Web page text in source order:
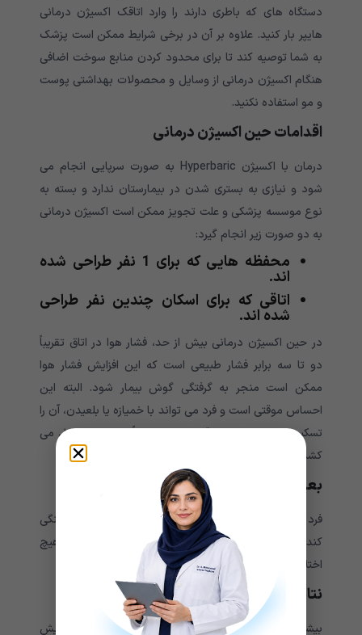
دستگاه های که باطری دارند را وارد اتاقک اکسیژن درمانی
هایپر بار کنید. علاوه بر آن در برخی شرایط ممکن است پزشک
به شما توصیه کند تا برای محدود کردن منابع سوخت اضافی
هنگام اکسیژن درمانی از وسایل و محصولات بهداشتی پوست
و مو استفاده نکنید.
اقدامات حین اکسیژن درمانی
درمان با اکسیژن Hyperbaric به صورت سرپایی انجام می
شود و نیازی به بستری شدن در بیمارستان ندارد و بسته به
نوع موسسه پزشکی و علت تجویز ممکن است اکسیژن درمانی
به دو صورت زیر انجام گیرد:
محفظه هایی که برای 1 نفر طراحی شده
اند.
اتاقی که برای اسکان چندین نفر طراحی
شده اند.
در حین اکسیژن درمانی بیش از حد، فشار هوا در اتاق تقریباً
دو تا سه برابر فشار طبیعی است که این افزایش فشار هوا
ممکن است منجر به گرفتگی گوش بیمار شود. البته این
احساس موقتی است و فرد می تواند با خمیازه یا بلعیدن، آن را
تسکین دهد. در اکثر مواقع اکسیژن تقریباً دو ساعت طول می
کشد.
بعد از درمان اکسیژن هایپربار
فرد ممکن است بعد از معالجه احساس خستگی یا گرسنگی
کند اما این خستگی درفعالیت های عادی روزمره فرد هیچ
اختلالی را ایجاد نمی کند.
نتایج اکسیژن درمانی
بیشتر افراد برای گرفتن نتیجه بهتر از روند درمانی خود به بیش